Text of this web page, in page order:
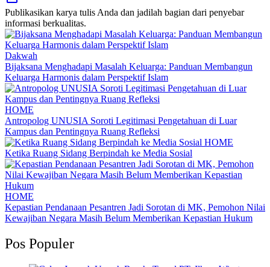
Publikasikan karya tulis Anda dan jadilah bagian dari penyebar
informasi berkualitas.
Dakwah
Bijaksana Menghadapi Masalah Keluarga: Panduan Membangun
Keluarga Harmonis dalam Perspektif Islam
HOME
Antropolog UNUSIA Soroti Legitimasi Pengetahuan di Luar
Kampus dan Pentingnya Ruang Refleksi
HOME
Ketika Ruang Sidang Berpindah ke Media Sosial
HOME
Kepastian Pendanaan Pesantren Jadi Sorotan di MK, Pemohon Nilai
Kewajiban Negara Masih Belum Memberikan Kepastian Hukum
Pos Populer